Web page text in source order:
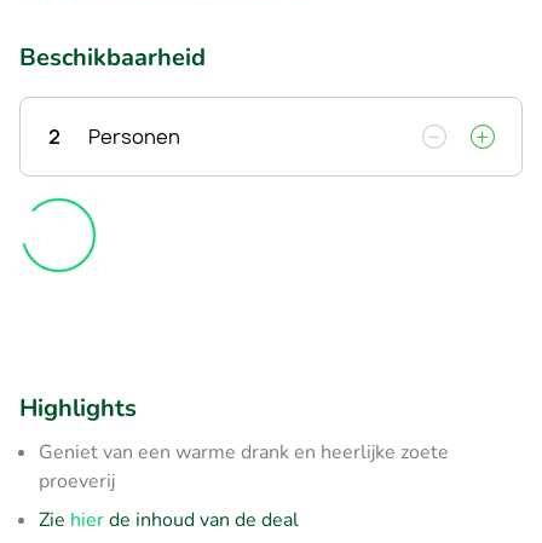
Beschikbaarheid
2 Personen
Highlights
Geniet van een warme drank en heerlijke zoete
proeverij
Zie hierde inhoud van de deal